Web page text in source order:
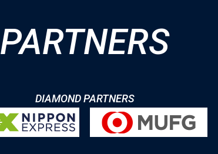
PARTNERS
DIAMOND PARTNERS